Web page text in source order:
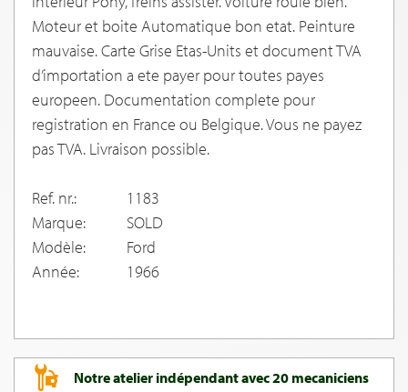
Moteur et boite Automatique bon etat. Peinture
mauvaise. Carte Grise Etas-Units et document TVA
d’importation a ete payer pour toutes payes
europeen. Documentation complete pour
registration en France ou Belgique. Vous ne payez
pas TVA. Livraison possible.
Ref. nr.:
1183
Marque:
SOLD
Modèle:
Ford
Année:
1966
Notre atelier indépendant avec 20 mecaniciens